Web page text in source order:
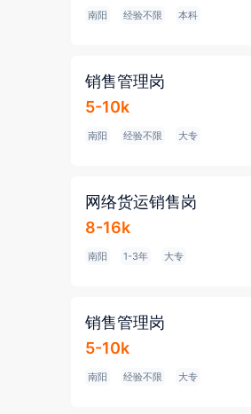
南阳 经验不限 本科
销售管理岗
5-10k
南阳 经验不限 大专
网络货运销售岗
8-16k
南阳 1-3年 大专
销售管理岗
5-10k
南阳 经验不限 大专